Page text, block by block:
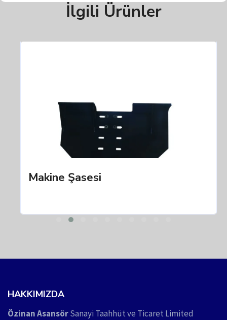
İlgili Ürünler
Makine Şasesi
HAKKIMIZDA
Özinan AsansörSanayi Taahhüt ve Ticaret Limited